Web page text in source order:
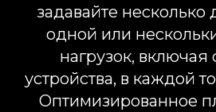
задавайте несколько
одной или
нагрузок, включая
устройства, в каждой
Оптимизированное